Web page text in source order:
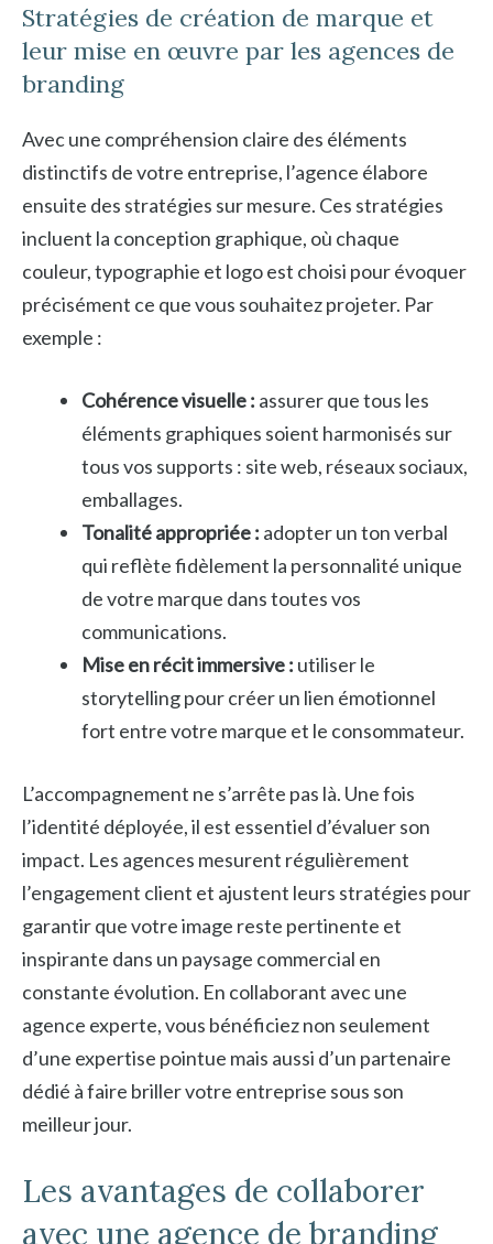
Stratégies de création de marque et
leur mise en œuvre par les agences de
branding
Avec une compréhension claire des éléments
distinctifs de votre entreprise, l’agence élabore
ensuite des stratégies sur mesure. Ces stratégies
incluent la conception graphique, où chaque
couleur, typographie et logo est choisi pour évoquer
précisément ce que vous souhaitez projeter. Par
exemple :
Cohérence visuelle : assurer que tous les
éléments graphiques soient harmonisés sur
tous vos supports : site web, réseaux sociaux,
emballages.
Tonalité appropriée : adopter un ton verbal
qui reflète fidèlement la personnalité unique
de votre marque dans toutes vos
communications.
Mise en récit immersive : utiliser le
storytelling pour créer un lien émotionnel
fort entre votre marque et le consommateur.
L’accompagnement ne s’arrête pas là. Une fois
l’identité déployée, il est essentiel d’évaluer son
impact. Les agences mesurent régulièrement
l’engagement client et ajustent leurs stratégies pour
garantir que votre image reste pertinente et
inspirante dans un paysage commercial en
constante évolution. En collaborant avec une
agence experte, vous bénéficiez non seulement
d’une expertise pointue mais aussi d’un partenaire
dédié à faire briller votre entreprise sous son
meilleur jour.
Les avantages de collaborer
avec une agence de branding